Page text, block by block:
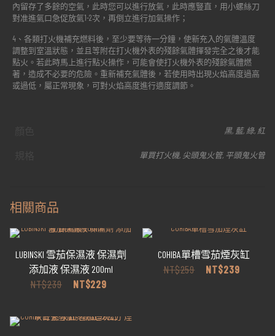
內留存了多餘的空氣，此時您可以進行放氣，此時應豎直，用小螺絲刀
對准進氣口急促放氣1-2次，再倒立進行加氣操作；
4、各類打火機補充燃料後，至少要等待一分鐘，使新充入的氣體溫度
調整到室溫狀態，並且等附在打火機外表的殘餘氣體揮發完全之後才能
點火。若此時馬上進行點火操作，可能會使打火機外表的殘餘氣體燃
著，造成不必要的危險。重新補充氣體後，若使用時出現火焰高度過高
或過低，屬正常現象，可對火焰高度進行適度調節。
黑, 藍, 綠, 紅
單買打火機, 尖頭鬼火管, 平頭鬼火管
相關商品
LUBINSKI 雪茄保濕液 保濕劑
添加液 保濕液 200ml
NT$239
原
格：
NT$229
格：
COHIBA單槽雪茄煙灰缸
NT$259
原
NT$239